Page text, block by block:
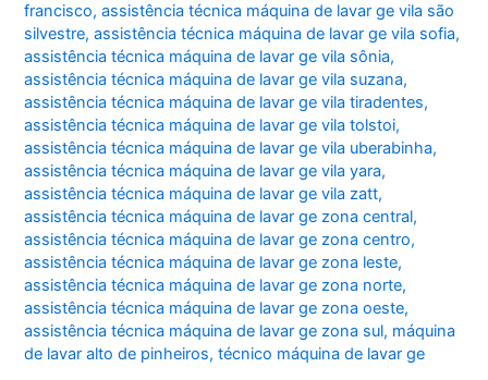
francisco,assistência técnica máquina de lavar ge vila são
silvestre,assistência técnica máquina de lavar ge vila sofia,
assistência técnica máquina de lavar ge vila sônia,
assistência técnica máquina de lavar ge vila suzana,
assistência técnica máquina de lavar ge vila tiradentes,
assistência técnica máquina de lavar ge vila tolstoi,
assistência técnica máquina de lavar ge vila uberabinha,
assistência técnica máquina de lavar ge vila yara,
assistência técnica máquina de lavar ge vila zatt,
assistência técnica máquina de lavar ge zona central,
assistência técnica máquina de lavar ge zona centro,
assistência técnica máquina de lavar ge zona leste,
assistência técnica máquina de lavar ge zona norte,
assistência técnica máquina de lavar ge zona oeste,
assistência técnica máquina de lavar ge zona sul, máquina
de lavar alto de pinheiros,técnico máquina de lavar ge